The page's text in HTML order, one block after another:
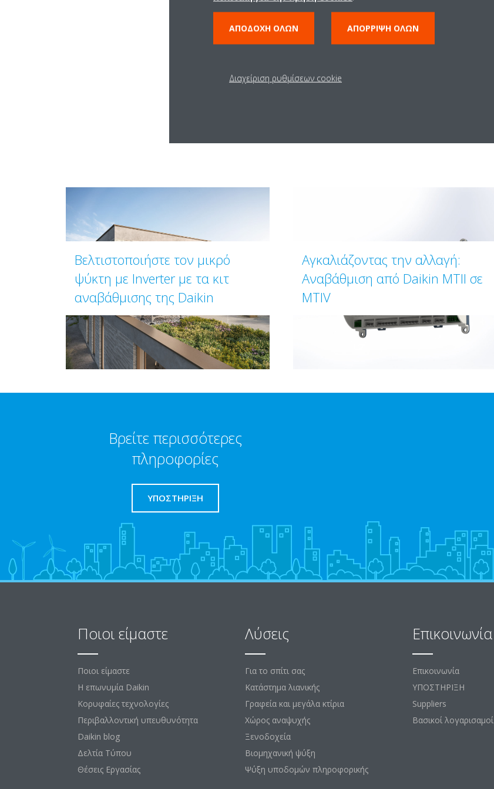
Βελτιστοποιήστε τον μικρό
ψύκτη με Inverter με τα κιτ
αναβάθμισης της Daikin
Αγκαλιάζοντας την αλλαγή:
Αναβάθμιση από Daikin MTII σε
MTIV
Βρείτε περισσότερες
πληροφορίες
ΥΠΟΣΤΗΡΙΞΗ
Ποιοι είμαστε
Ποιοι είμαστε
Η επωνυμία Daikin
Κορυφαίες τεχνολογίες
Περιβαλλοντική υπευθυνότητα
Daikin blog
Δελτία Τύπου
Θέσεις Εργασίας
Λύσεις
Για το σπίτι σας
Κατάστημα λιανικής
Γραφεία και μεγάλα κτίρια
Χώρος αναψυχής
Ξενοδοχεία
Βιομηχανική ψύξη
Ψύξη υποδομών πληροφορικής
Επικοινωνία
Επικοινωνία
ΥΠΟΣΤΗΡΙΞΗ
Suppliers
Βασικοί λογαρισαμοί
ΑΠΟΔΟΧΉ ΌΛΩΝ ΑΠΌΡΡΙΨΗ ΌΛΩΝ
Διαχείριση ρυθμίσεων cookie